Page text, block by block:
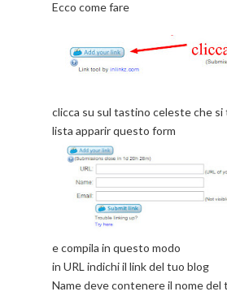
Ecco come fare
clicca su sul tastino celeste che
lista apparir questo form
e compila in questo modo
in URL indichi il link del tuo blog
Name deve contenere il nome del